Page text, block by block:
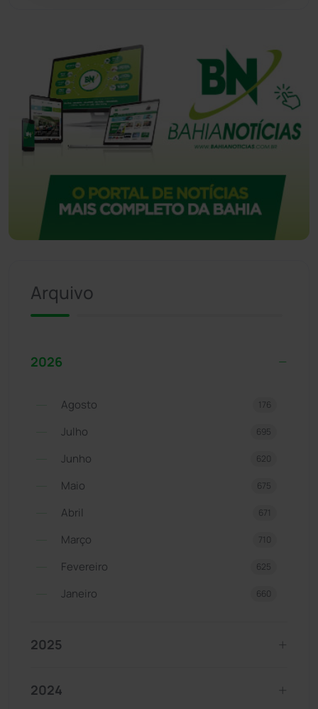
Arquivo
2026
Agosto 176
Julho 695
Junho 620
Maio 675
Abril 671
Março 710
Fevereiro 625
Janeiro 660
2025
2024